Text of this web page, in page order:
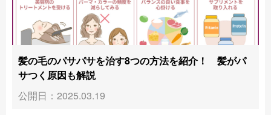
髪の毛のパサパサを治す8つの方法を紹介！ 髪がパ
サつく原因も解説
公開日：2025.03.19